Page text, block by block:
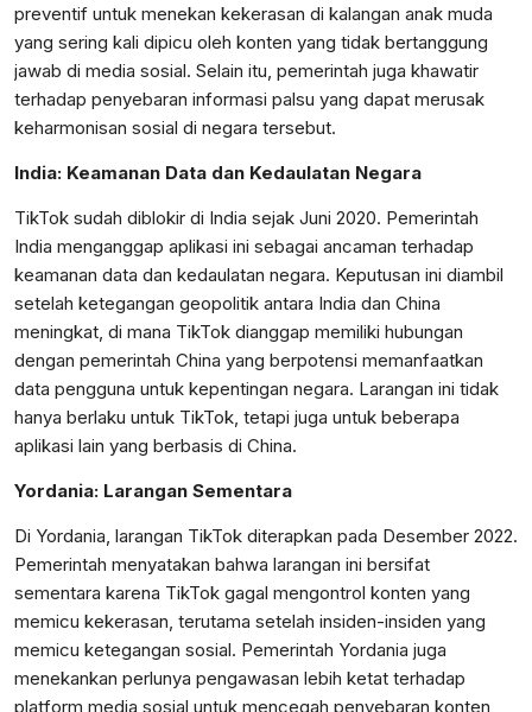
preventif untuk menekan kekerasan di kalangan anak muda
yang sering kali dipicu oleh konten yang tidak bertanggung
jawab di media sosial. Selain itu, pemerintah juga khawatir
terhadap penyebaran informasi palsu yang dapat merusak
keharmonisan sosial di negara tersebut.
India: Keamanan Data dan Kedaulatan Negara
TikTok sudah diblokir di India sejak Juni 2020. Pemerintah
India menganggap aplikasi ini sebagai ancaman terhadap
keamanan data dan kedaulatan negara. Keputusan ini diambil
setelah ketegangan geopolitik antara India dan China
meningkat, di mana TikTok dianggap memiliki hubungan
dengan pemerintah China yang berpotensi memanfaatkan
data pengguna untuk kepentingan negara. Larangan ini tidak
hanya berlaku untuk TikTok, tetapi juga untuk beberapa
aplikasi lain yang berbasis di China.
Yordania: Larangan Sementara
Di Yordania, larangan TikTok diterapkan pada Desember 2022.
Pemerintah menyatakan bahwa larangan ini bersifat
sementara karena TikTok gagal mengontrol konten yang
memicu kekerasan, terutama setelah insiden-insiden yang
memicu ketegangan sosial. Pemerintah Yordania juga
menekankan perlunya pengawasan lebih ketat terhadap
platform media sosial untuk mencegah penyebaran konten